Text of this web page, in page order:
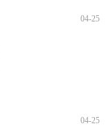
04-25
04-25